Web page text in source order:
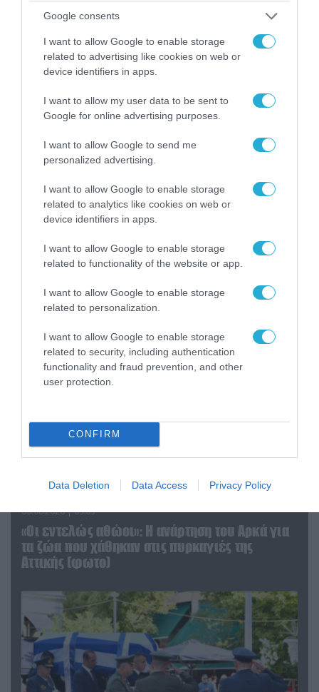
Google consents
I want to allow Google to enable storage
related to advertising like cookies on web or
device identifiers in apps.
I want to allow my user data to be sent to
Google for online advertising purposes.
I want to allow Google to send me
personalized advertising.
I want to allow Google to enable storage
related to analytics like cookies on web or
device identifiers in apps.
I want to allow Google to enable storage
related to functionality of the website or app.
I want to allow Google to enable storage
related to personalization.
I want to allow Google to enable storage
related to security, including authentication
functionality and fraud prevention, and other
user protection.
CONFIRM
Data Deletion Data Access Privacy Policy
Ο Γιάννης Αλαφούζος «τέλειωσε» τον
Κωνσταντίνο Ζούλα από τον ΣΚΑΪ – Ο λόγος της
απομάκρυνσής του
06.08.2026 | 14:02
Αθήνα: Απομακρύνθηκαν παράνομα
αντικείμενα από κοινόχρηστους χώρους
06.08.2026 | 09:03
«Οι εντελώς αθώοι»: Η ανάρτηση του Αρκά για
τα ζώα που χάθηκαν στις πυρκαγιές της
Αττικής (φωτο)